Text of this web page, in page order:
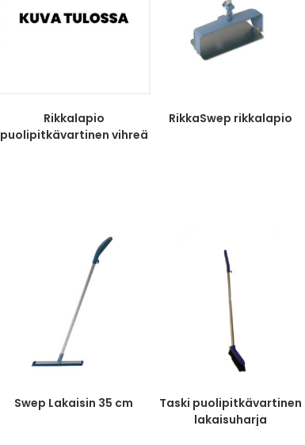
Rikkalapio
puolipitkävartinen vihreä
RikkaSwep rikkalapio
Swep Lakaisin 35 cm
Taski puolipitkävartinen
lakaisuharja